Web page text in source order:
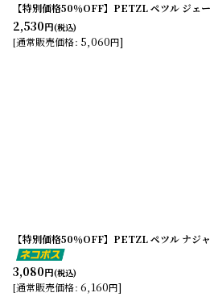
【特別価格50％OFF】PETZL ペツル ジェ
2,530円(税込)
[通常販売価格: 5,060円]
【特別価格50％OFF】PETZL ペツル ナジ
3,080円(税込)
[通常販売価格: 6,160円]